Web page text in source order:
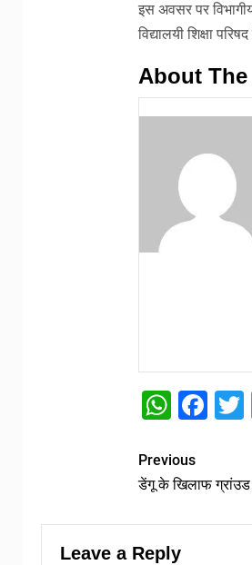
इस अवसर पर
विद्यालयी शिक्षा
About
Previous
डेंगू के खिलाफ ग्रांउड
Leave a Reply